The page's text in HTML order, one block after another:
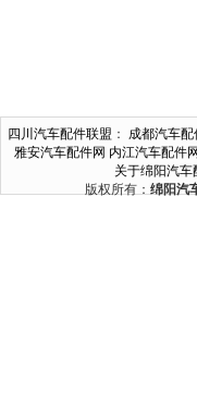
四川汽车配件联盟 ： 成都汽车配
雅安汽车配件网 内江汽车配件网
关于绵阳汽车
版权所有： 绵阳汽